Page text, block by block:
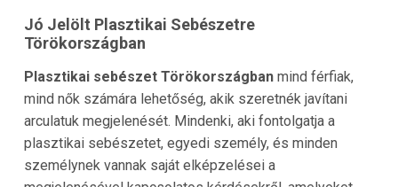
Jó Jelölt Plasztikai Sebészetre
Törökországban
Plasztikai sebészet Törökországbanmind férfiak,
mind nők számára lehetőség, akik szeretnék javítani
arculatuk megjelenését. Mindenki, aki fontolgatja a
plasztikai sebészetet, egyedi személy, és minden
személynek vannak saját elképzelései a